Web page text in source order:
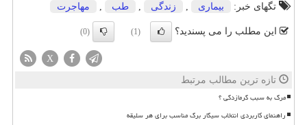
تگهای خبر:
بیماری زندگی طب مهاجرت
این مطلب را می پسندید؟ (1)
(0)
X
تازه ترین مطالب مرتبط
مرگ به سبب گرمازدگی ؟
راهنمای کاربردی انتخاب سیگار برگ مناسب برای هر سلیقه